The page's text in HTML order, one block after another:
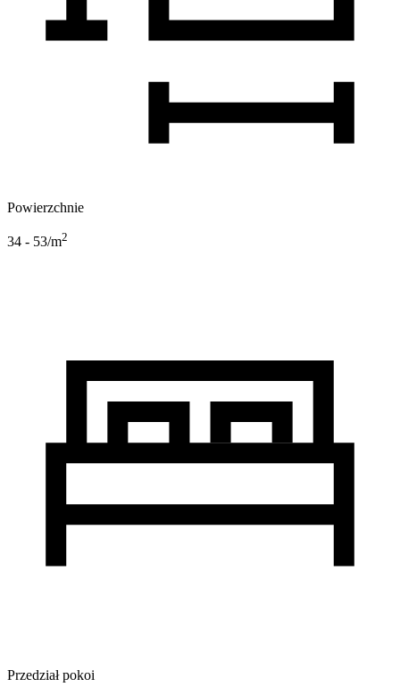
Powierzchnie
34 - 53/m2
Przedział pokoi